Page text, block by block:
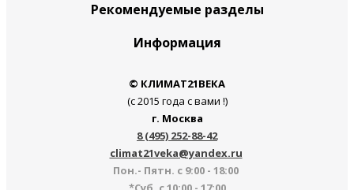
Рекомендуемые разделы
Информация
© КЛИМАТ21ВЕКА
(с 2015 года с вами !)
г. Москва
8 (495) 252-88-42
climat21veka@yandex.ru
Пон.- Пятн. с 9:00 - 18:00